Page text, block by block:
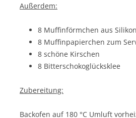
Außerdem:
8 Muffinförmchen aus Silikon
8 Muffinpapierchen zum
8 schöne Kirschen
8 Bitterschokoglücksklee
Zubereitung:
Backofen auf 180 °C Umluft